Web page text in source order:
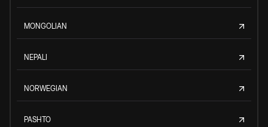
MONGOLIAN
NEPALI
NORWEGIAN
PASHTO